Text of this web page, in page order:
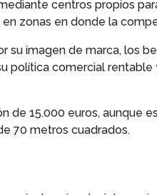
centros propios
zonas en donde la
su imagen de marca, los
política comercial
de 15.000 euros,
70 metros cuadrados.